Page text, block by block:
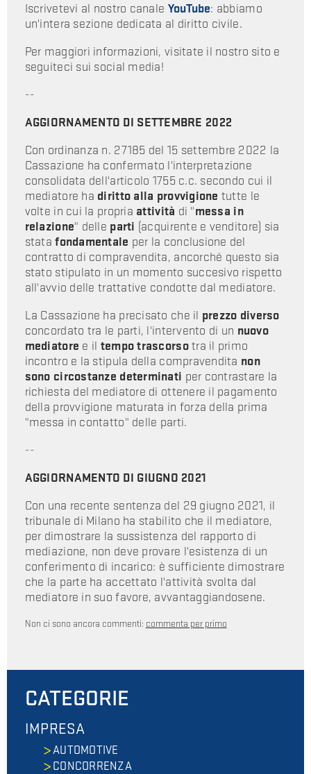
Iscrivetevi al nostro canale YouTube: abbiamo
un'intera sezione dedicata al diritto civile.
Per maggiori informazioni, visitate il nostro sito e
seguiteci sui social media!
--
AGGIORNAMENTO DI SETTEMBRE 2022
Con ordinanza n. 27185 del 15 settembre 2022 la
Cassazione ha confermato l'interpretazione
consolidata dell'articolo 1755 c.c. secondo cui il
mediatore ha diritto alla provvigione tutte le
volte in cui la propria attività di "messa in
relazione" delle parti (acquirente e venditore) sia
statafondamentale per la conclusione del
contratto di compravendita, ancorché questo sia
stato stipulato in un momento succesivo rispetto
all'avvio delle trattative condotte dal mediatore.
La Cassazione ha precisato che il prezzo diverso
concordato tra le parti, l'intervento di un nuovo
mediatore e il tempo trascorsotra il primo
incontro e la stipula della compravendita non
sono circostanze determinati per contrastare la
richiesta del mediatore di ottenere il pagamento
della provvigione maturata in forza della prima
"messa in contatto" delle parti.
--
AGGIORNAMENTO DI GIUGNO 2021
Con una recente sentenza del 29 giugno 2021, il
tribunale di Milano ha stabilito che il mediatore,
per dimostrare la sussistenza del rapporto di
mediazione, non deve provare l'esistenza di un
conferimento di incarico: è sufficiente dimostrare
che la parte ha accettato l'attività svolta dal
mediatore in suo favore, avvantaggiandosene.
Non ci sono ancora commenti: commenta per primo
CATEGORIE
IMPRESA
AUTOMOTIVE
CONCORRENZA